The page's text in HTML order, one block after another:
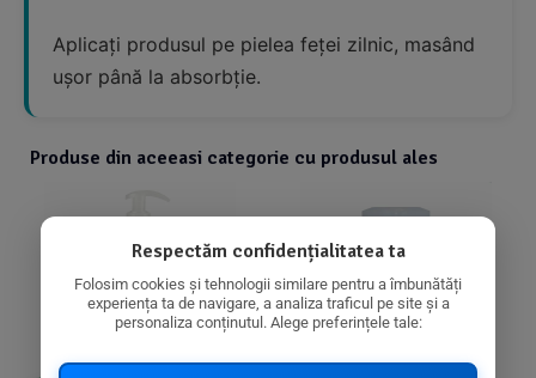
Aplicați produsul pe pielea feței zilnic, masând
ușor până la absorbție.
Produse din aceeasi categorie cu produsul ales
Respectăm confidențialitatea ta
Folosim cookies și tehnologii similare pentru a îmbunătăți
experiența ta de navigare, a analiza traficul pe site și a
personaliza conținutul. Alege preferințele tale: